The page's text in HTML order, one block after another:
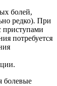
болей,
редко). При
приступами
потребуется
болевые